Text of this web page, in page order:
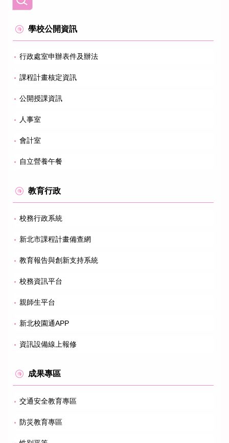
學校公開資訊
行政處室申辦表件及辦法
課程計畫核定資訊
公開授課資訊
人事室
會計室
自立營養午餐
教育行政
校務行政系統
新北市課程計畫備查網
教育報告與創新支持系統
校務資訊平台
親師生平台
新北校園通APP
資訊設備線上報修
成果專區
交通安全教育專區
防災教育專區